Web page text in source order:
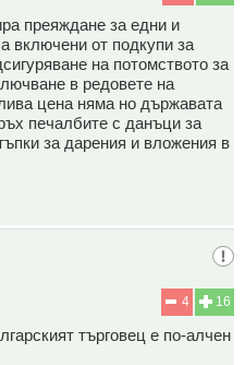
преяждане за едни и
включени от подкупи за
на потомството за
в редовете на
цена няма но държавата
печалбите с данъци за
за дарения и вложения в
16
4
търговец е по-алчен